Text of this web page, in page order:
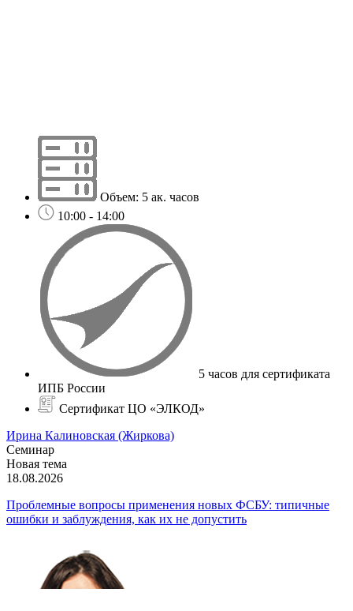
Объем: 5 ак. часов
10:00 - 14:00
5 часов для сертификата
ИПБ России
Сертификат ЦО «ЭЛКОД»
Ирина Калиновская (Жиркова)
Семинар
Новая тема
18.08.2026
Проблемные вопросы применения новых ФСБУ: типичные
ошибки и заблуждения, как их не допустить